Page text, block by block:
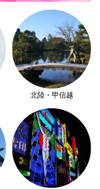
北陸・甲信越